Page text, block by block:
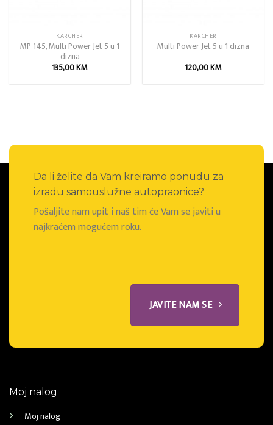
KARCHER
MP 145, Multi Power Jet 5 u 1
dizna
135,00KM
KARCHER
Multi Power Jet 5 u 1 dizna
120,00KM
Da li želite da Vam kreiramo ponudu za
izradu samouslužne autopraonice?
Pošaljite nam upit i naš tim će Vam se javiti u
najkraćem mogućem roku.
JAVITE NAM SE
Moj nalog
Moj nalog